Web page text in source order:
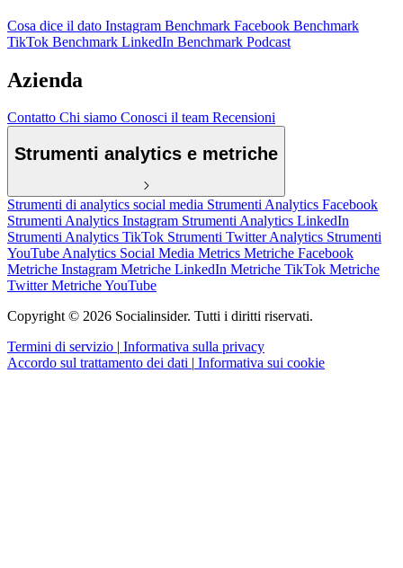
Cosa dice il dato Instagram Benchmark Facebook Benchmark
TikTok Benchmark LinkedIn Benchmark Podcast
Azienda
Contatto Chi siamo Conosci il team Recensioni
Strumenti analytics e metriche
Strumenti di analytics social media Strumenti Analytics Facebook
Strumenti Analytics Instagram Strumenti Analytics LinkedIn
Strumenti Analytics TikTok Strumenti Twitter Analytics Strumenti
YouTube Analytics Social Media Metrics Metriche Facebook
Metriche Instagram Metriche LinkedIn Metriche TikTok Metriche
TwitterMetriche YouTube
Copyright © 2026 Socialinsider. Tutti i diritti riservati.
Termini di servizio | Informativa sulla privacy
Accordo sul trattamento dei dati | Informativa sui cookie